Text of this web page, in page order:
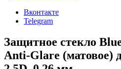
Вконтакте
Telegram
Защитное стекло
Anti-Glare (матовое)